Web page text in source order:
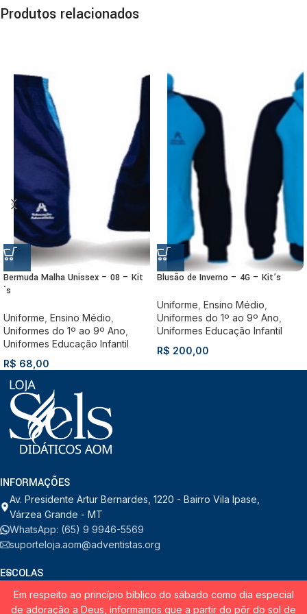
Produtos relacionados
Bermuda Malha Unissex – 08 – Kit
´s
Uniforme Ensino Médio
Uniformes do 1º ao 9º Ano
Uniformes Educação Infantil
R$ 68,00
Blusão de Inverno – 4G – Kit’s
Uniforme Ensino Médio
Uniformes do 1º ao 9º Ano
Uniformes Educação Infantil
R$ 200,00
INFORMAÇÕES
Av. Presidente Artur Bernardes, 1220 - Bairro Vila Ipase,
Várzea Grande - MT
WhatsApp: (65) 9 9946-5569
suporteloja.aom@adventistas.org
ESCOLAS
INSTITUCIONAL
Em respeito ao princípio bíblico do sábado como dia especial
de adoração a Deus, informamos que a partir do pôr do sol de